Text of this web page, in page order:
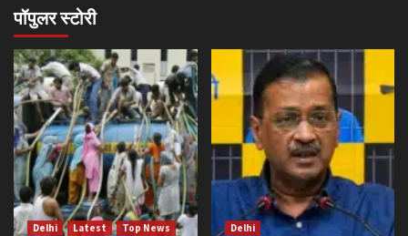
पॉपुलर स्टोरी
Delhi Latest Top News Delhi